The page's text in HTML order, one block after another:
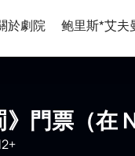
於劇院 鲍里斯*艾夫
門票（在